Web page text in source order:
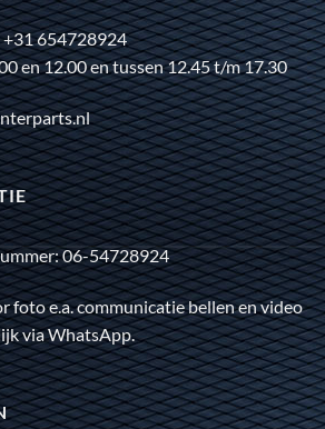
654728924
en 12.00 en tussen 12.45 t/m 17.30
06-54728924
foto e.a. communicatie bellen en video
via WhatsApp.